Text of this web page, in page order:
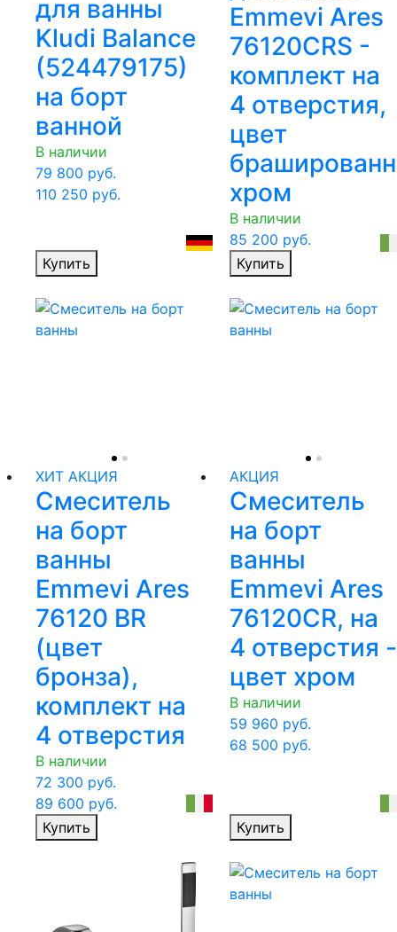
для ванны
Kludi Balance
(524479175)
на борт
ванной
В наличии
79 800 руб.
110 250 руб.
Купить
Emmevi Ares
76120CRS -
комплект на
4 отверстия,
цвет
хром
В наличии
85 200 руб.
Купить
ХИТ АКЦИЯ
Смеситель
на борт
ванны
Emmevi Ares
76120 BR
(цвет
бронза),
комплект на
4 отверстия
В наличии
72 300 руб.
89 600 руб.
Купить
АКЦИЯ
Смеситель
на борт
ванны
Emmevi Ares
76120CR, на
4 отверстия -
цвет хром
В наличии
59 960 руб.
68 500 руб.
Купить